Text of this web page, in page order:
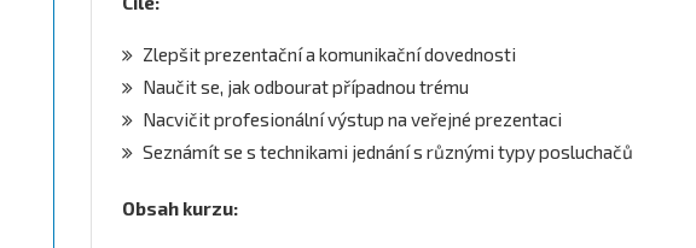
Zlepšit prezentační a komunikační dovednosti
Naučit se, jak odbourat případnou trému
Nacvičit profesionální výstup na veřejné prezentaci
Seznámít se s technikami jednání s různými typy posluchačů
Obsah kurzu: